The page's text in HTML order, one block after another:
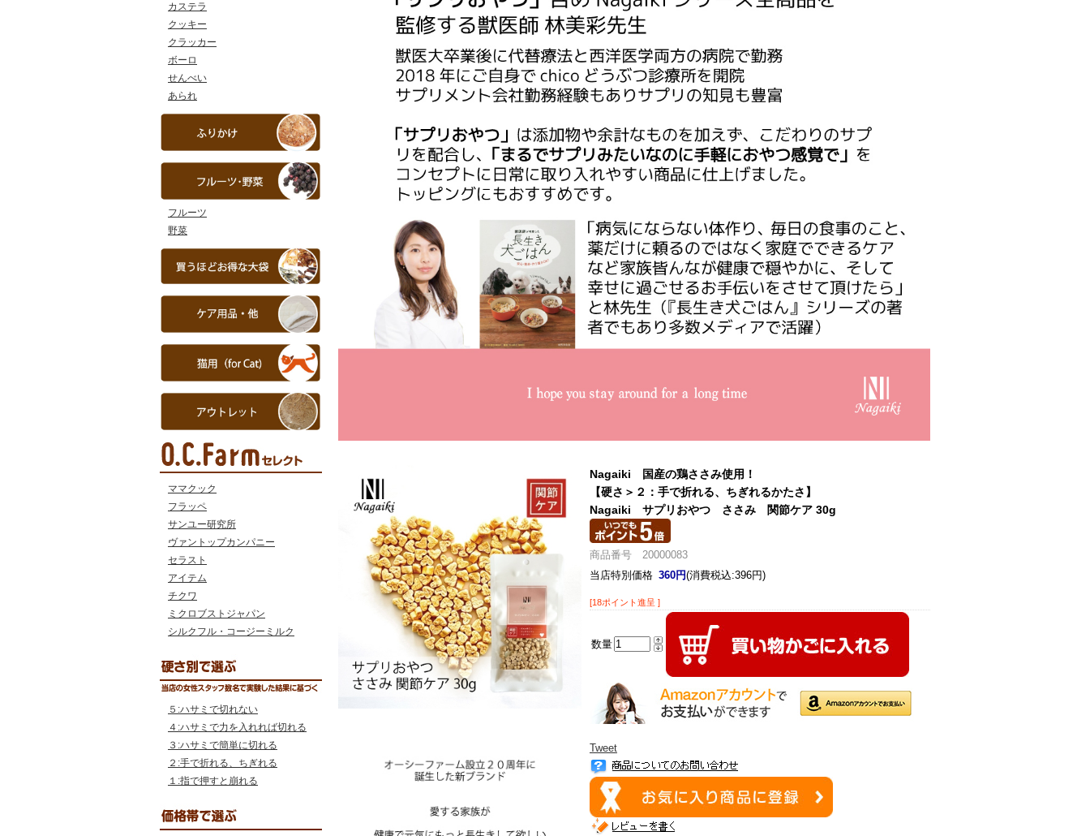
カステラ
クッキー
クラッカー
ボーロ
せんべい
あられ
フルーツ
野菜
ママクック
フラッペ
サンユー研究所
ヴァントップカンパニー
セラスト
アイテム
チクワ
ミクロブストジャパン
シルクフル・コージーミルク
５:ハサミで切れない
４:ハサミで力を入れれば切れる
３:ハサミで簡単に切れる
２:手で折れる、ちぎれる
１:指で押すと崩れる
Nagaiki 国産の鶏ささみ使用！
【硬さ＞２：手で折れる、ちぎれるかたさ】
Nagaiki サプリおやつ ささみ 関節ケア 30g
商品番号 20000083
当店特別価格 360円(消費税込:396円)
[18ポイント進呈 ]
数量
Tweet